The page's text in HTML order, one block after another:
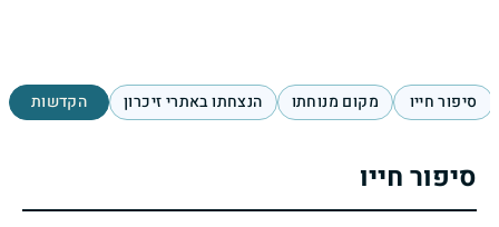
סיפור חייו מקום מנוחתו הנצחתו באתרי זיכרון הקדשות
סיפור חייו